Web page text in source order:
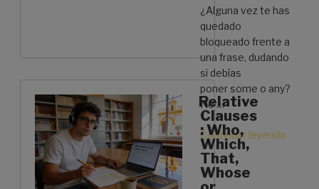
certificado
de
inglés
pierde
validez
con
el
tiempo?»
¿Alguna vez te has
quedado
bloqueado frente a
una frase, dudando
si debías
poner some o any?
No …
Continuar leyendo
Relative
Clauses
: Who,
Which,
That,
Whose